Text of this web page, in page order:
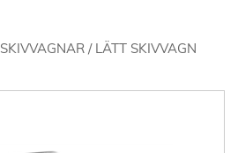
SKIVVAGNAR / LÄTT SKIVVAGN